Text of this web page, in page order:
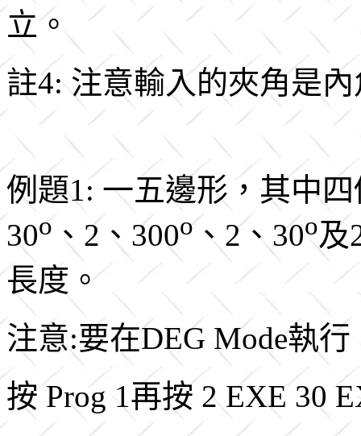
立。
註4: 注意輸入的夾角是
例題1: 一五邊形，其中
30o 、2、300o、2、30o及
長度。
注意:要在DEG Mode執行
按 Prog 1再按 2 EXE 30